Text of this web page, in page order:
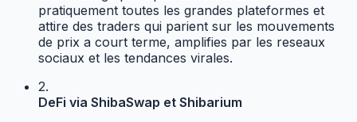
pratiquement toutes les grandes plateformes et
attire des traders qui parient sur les mouvements
de prix a court terme, amplifies par les reseaux
sociaux et les tendances virales.
2.
DeFi via ShibaSwap et Shibarium